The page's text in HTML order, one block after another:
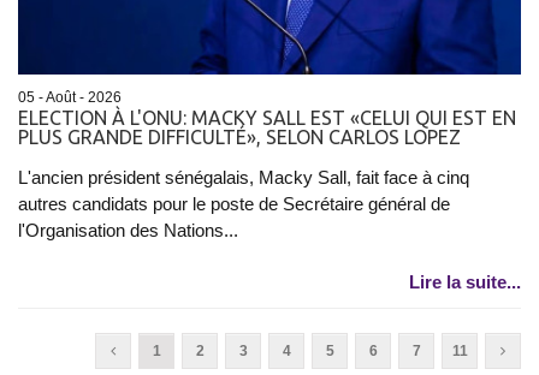
05 - Août - 2026
ELECTION À L'ONU: MACKY SALL EST «CELUI QUI EST EN
PLUS GRANDE DIFFICULTÉ», SELON CARLOS LOPEZ
L'ancien président sénégalais, Macky Sall, fait face à cinq
autres candidats pour le poste de Secrétaire général de
l'Organisation des Nations...
Lire la suite...
1 2 3 4 5 6 7 11